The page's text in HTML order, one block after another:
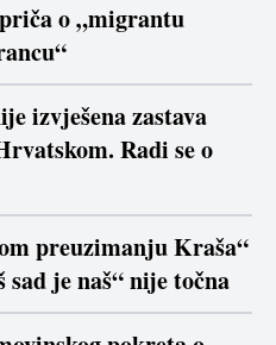
o „migrantu
izvješena zastava
Radi se o
preuzimanju Kraša“
je naš“ nije točna